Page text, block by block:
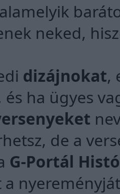
neked,
dizájnokat,
ha ügyes
de a
G-Portál
a